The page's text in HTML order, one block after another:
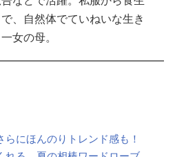
、自然体でていねいな生き
女の母。
らにほんのりトレンド感も！